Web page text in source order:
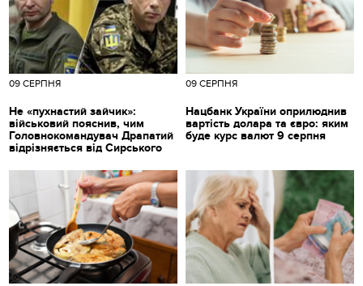
09 СЕРПНЯ
Не «пухнастий зайчик»:
військовий пояснив, чим
Головнокомандувач Драпатий
відрізняється від Сирського
09 СЕРПНЯ
Нацбанк України оприлюднив
вартість долара та євро: яким
буде курс валют 9 серпня